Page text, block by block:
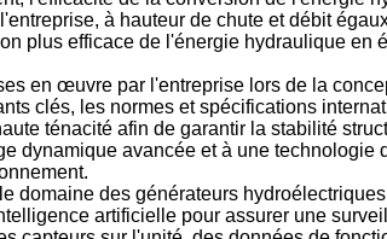
à hauteur de chute et débit
plus efficace de l'énergie hydraulique
en œuvre par l'entreprise lors de la
clés, les normes et spécifications
ténacité afin de garantir la stabilité
avancée et à une
des générateurs
artificielle pour assurer une